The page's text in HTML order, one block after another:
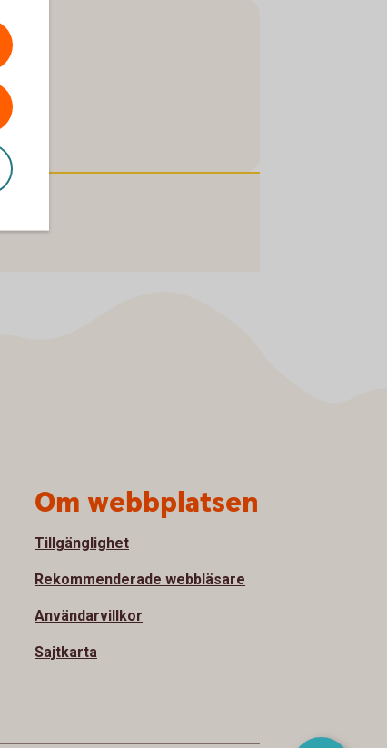
Om webbplatsen
Tillgänglighet
Rekommenderade webbläsare
Användarvillkor
Sajtkarta